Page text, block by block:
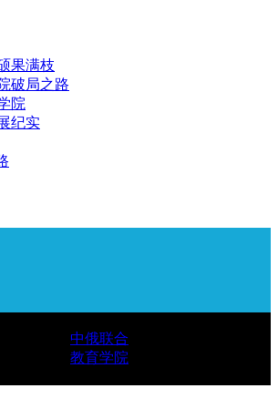
果满枝
破局之路
院
纪实
中俄联合
教育学院